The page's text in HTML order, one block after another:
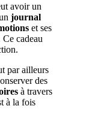
avoir un
journal
et ses
cadeau
par ailleurs
des
à travers
à la fois